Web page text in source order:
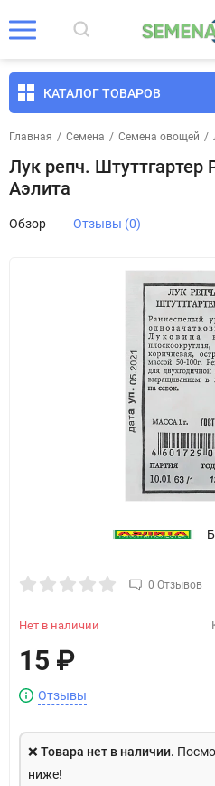
КАТАЛОГ ТОВАРОВ
Главная / Семена / Семена овощей /
Лук репч. Штуттгартер
Аэлита
Обзор Отзывы (0)
0 Отзывов
Нет в наличии
15 ₽
Отзывы
❌ Товара нет в наличии.
ниже!